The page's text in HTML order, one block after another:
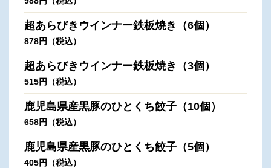
超あらびきウインナー鉄板焼き（6個）
878円（税込）
超あらびきウインナー鉄板焼き（3個）
515円（税込）
鹿児島県産黒豚のひとくち餃子（10個）
658円（税込）
鹿児島県産黒豚のひとくち餃子（5個）
405円（税込）